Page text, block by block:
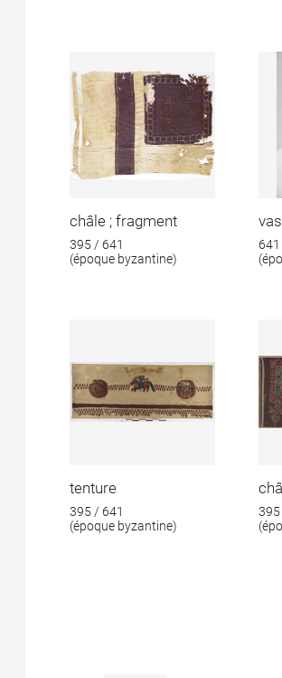
châle ; fragment
395 / 641
(époque byzantine)
tenture
395 / 641
(époque byzantine)
395